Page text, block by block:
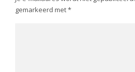
gemarkeerd met*